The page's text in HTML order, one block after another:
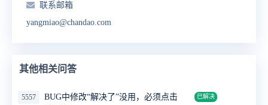
联系邮箱
yangmiao@chandao.com
其他相关问答
5557
BUG中修改“解决了”没用，必须点击
已解决